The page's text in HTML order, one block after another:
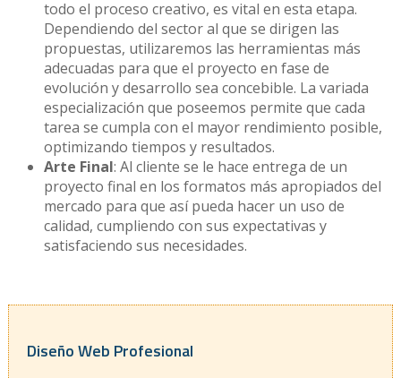
todo el proceso creativo, es vital en esta etapa.
Dependiendo del sector al que se dirigen las
propuestas, utilizaremos las herramientas más
adecuadas para que el proyecto en fase de
evolución y desarrollo sea concebible. La variada
especialización que poseemos permite que cada
tarea se cumpla con el mayor rendimiento posible,
optimizando tiempos y resultados.
Arte Final: Al cliente se le hace entrega de un
proyecto final en los formatos más apropiados del
mercado para que así pueda hacer un uso de
calidad, cumpliendo con sus expectativas y
satisfaciendo sus necesidades.
Diseño Web Profesional